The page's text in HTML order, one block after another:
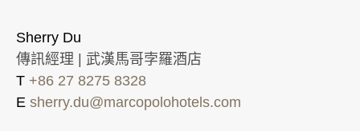
Sherry Du
傳訊經理 | 武漢馬哥孛羅酒店
T +86 27 8275 8328
E sherry.du@marcopolohotels.com